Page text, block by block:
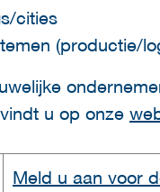
cities
(productie/
u op onze
Meld u aan voor